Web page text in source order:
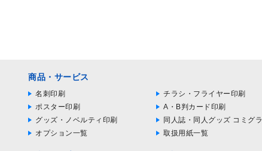
商品・サービス
名刺印刷 チラシ・フライヤー印刷
ポスター印刷
A・B判カード印刷
グッズ・ノベルティ印刷
同人誌・同人グッズ コミグラ
オプション一覧
取扱用紙一覧